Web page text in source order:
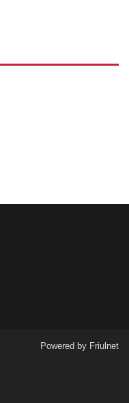
Powered by Friulnet